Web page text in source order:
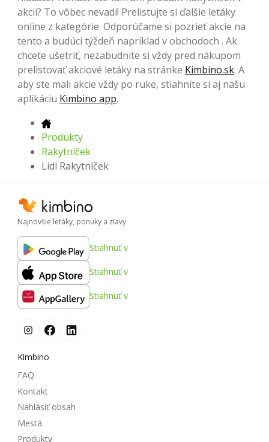
akcii? To vôbec nevadí! Prelistujte si ďalšie letáky
online z kategórie. Odporúčame si pozrieť akcie na
tento a budúci týždeň napríklad v obchodoch . Ak
chcete ušetriť, nezabudnite si vždy pred nákupom
prelistovať akciové letáky na stránke Kimbino.sk. A
aby ste mali akcie vždy po ruke, stiahnite si aj našu
aplikáciu Kimbino app.
Produkty
Rakytníček
Lidl Rakytníček
Najnovšie letáky, ponuky a zľavy
Stiahnuť v
Stiahnuť v
Stiahnuť v
Kimbino
FAQ
Kontakt
Nahlásiť obsah
Mestá
Produkty